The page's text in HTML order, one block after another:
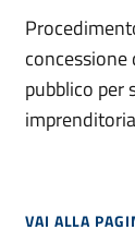
pubblico per
VAI ALLA